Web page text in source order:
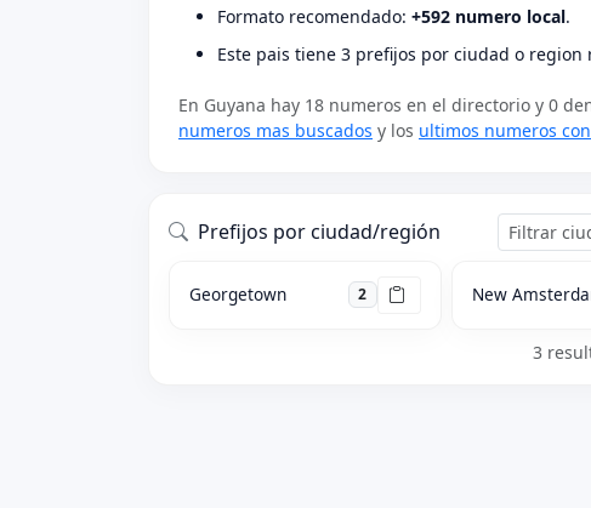
Formato recomendado: +592 numero local.
Este pais tiene 3 prefijos por ciudad o
En Guyana hay 18 numeros en el directorio y 0
numeros mas buscados y los ultimos numeros
Prefijos por ciudad/región
Georgetown 2 New
3